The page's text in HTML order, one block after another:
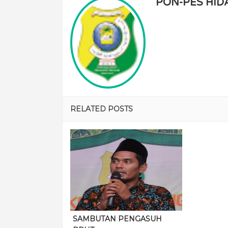
RELATED POSTS
SAMBUTAN PENGASUH